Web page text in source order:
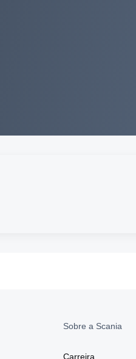
Sobre a Scania
Carreira